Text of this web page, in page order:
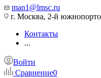
man1@lmsc.ru
г. Москва, 2-й
Контакты
...
Войти
Сравнение0